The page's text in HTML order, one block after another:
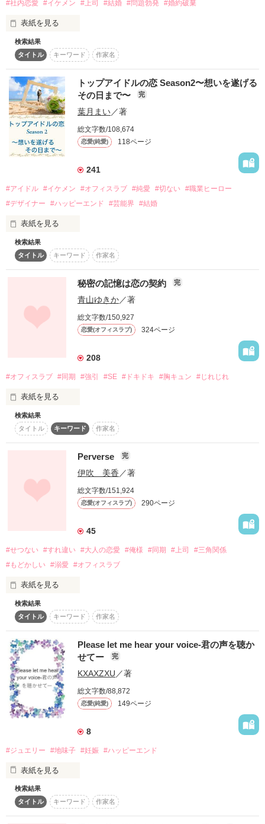
こちらもどうぞ、お付き合いください！
◉ ◉ご感想やいいね、ご登録など高評価をいただいた皆様◉ ◉
作品を読む
「俺は雫を取り戻しに来たんだ」
きっぱりと、まるでプレゼンをしにきた、というような口調
で彼は言った。
＊ Rebuild（リビルド）：
ITの世界では、一度リリース、もしくは最終的なテストなどが
行われたソフトウェアの不具合・バグの修正を行い、もう一度
実行可能なファイルに書き直してやり直すこと。
------
神流深月（34）KANNAクリエイト社長・システムエンジニア
芦川 雫（28）NOEシステム医療事業部門営業アシスタント
------
2023.3.13 連載開始
2023.3.15 完結
す。ご了承ください）
〈special thanks〉
★美由紀さま
★伊桜らなさま
★鮭ムニエルさま
とっても嬉しいレビューありがとうございました！表紙文字数
の関係で、思いの丈を感想欄に書かせていただきました！
※※※※※※※※※※※※※※※※※
#社内恋愛 #イケメン #上司 #結婚 #問題勃発 #婚約破棄
表紙を見る
引き返したいと思った時もあった。
だけど、今は違う…
あなたと幸せになってもいいですか？
高瀬涼香23歳
如月商事社長専属秘書
如月蓮29歳
如月商事社長
大学卒業後、親に反発し
世間一般的には地味で通っていた。でも如月専務専属秘書にな
今は、社長専属秘書になった。そして結婚も決まった。
全てが順調だと思っていた。
once againの続編になります。
涼香と蓮の結婚が決まってからの話になりますが、過去に戻り
つつ周りの人達にもスポットをあてたりしています。楽しんで
いけたら？と思っています。よかったら続きを楽しんで下さ
い。
                                         (2018.12.17)
作品を読む
検索結果
タイトル
キーワード 作家名
トップアイドルの恋 Season2〜想いを遂げる
その日まで〜
完
葉月まい／著
総文字数/108,674
恋愛(純愛) 118ページ
241
#アイドル #イケメン #オフィスラブ #純愛 #切ない #職業ヒーロー
#デザイナー
#ハッピーエンド #芸能界 #結婚
表紙を見る
『トップアイドルの恋』Vol.2
芸能界のトップを走り続ける
ボーイズグループ『サザンクロス』
ガールズトリオ『コットンキャンディ』
そんな彼らの衣装を手がける裏方スタッフ
『オフィス クリスタル』
10年の時を経ても変わらない深い愛情
自由に恋愛出来ない葛藤を抱えつつ、
密かにただ一人を想い続ける
心に秘めた想いを胸に
今はただ目の前の仕事に邁進する
愛する人を守れる強さを持つ為に
꙳⋆ ˖𓂃܀☆* 登場人物 *☆܀𓂃˖⋆ ꙳
✧アイドル部門担当✧
小池 明日香(27歳) … アルバイトを経て正社員に
紗季(39歳) …『コットンキャンディ』担当
葵(30歳) … 事務所勤務のパタンナー
*⋆┈┈┈┈┈┈┈┈┈┈⋆*
ボーイズグループ 『サザンクロス』
直哉(29歳)… サザンクロスのリーダー
充希(29歳)… コメンテーターやMCでも活躍
優斗(29歳)… 笑顔を振りまく子犬キャラ
瞬(29歳)… シャイで無口、クールなキャラ
富田(40歳) … チーフマネージャー
*⋆┈┈┈┈┈┈┈┈┈┈⋆*
ガールズトリオ 『コットンキャンディ』
あみ(26歳) … 甘えん坊の末っ子キャラ
りな(26歳) … コットンキャンディのリーダー
ふうか(26歳) … しっかり者のお姉さんキャラ
検索結果
タイトル
キーワード 作家名
秘密の記憶は恋の契約 完
青山ゆきか／著
総文字数/150,927
恋愛(オフィスラブ) 324ページ
208
#オフィスラブ #同期 #強引 #SE #ドキドキ #胸キュン #じれじれ
表紙を見る
「オレのこと、本気で好きになったら教えてやるよ」
抱きしめられている状態で目を覚ました。
昨日、何があったんだっけ・・・！？
私が、彼を好きになること。
同期二人のオフィスラブです。
2015.5.6～12.22完結
2015.12.25 番外編を追加しました！
☆　　　☆　　　☆　　　☆　　　☆　　　☆　　　☆
☆　　　☆　　　☆　　　☆
P７５〜７７のお寺は、鎌倉の成就院をイメージして書いて
いますが、
２０１５〜２０１７年の間は、紫陽花の植え替えと参道の改
修工事のため、
（参拝は可能）
「見に行ってみよう！」と思ってくれるかもしれない読者様
検索結果
タイトル
キーワード 作家名
Perverse 完
伊吹 美香 ／著
総文字数/151,924
恋愛(オフィスラブ) 290ページ
45
#せつない #すれ違い #大人の恋愛 #俺様 #同期 #上司
#三角関係
#もどかしい #溺愛 #オフィスラブ
表紙を見る
私は『高嶺の花』なんて立派なものじゃない
ただ一人の女として愛してほしいだけなの……
あなたはゆっくりと私の心に浸食してくる
触れ合う身体は熱いのに
あなたの心がわからない…
私の気持ちはあなたに届いているの？
周りからは高嶺の花と呼ばれ本当の自分を出し切れずに悩んで
いる女
検索結果
タイトル
キーワード 作家名
Please let me hear your voice-君の声を聴か
せてー
完
KXAXZXU ／著
総文字数/88,872
恋愛(純愛) 149ページ
8
#ジュエリー #地味子 #妊娠 #ハッピーエンド
表紙を見る
君の声を忘れられなかった。
検索結果
タイトル
キーワード 作家名